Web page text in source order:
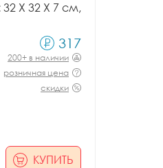
X 32 X 7 см,
317
200+ в наличии
розничная цена
скидки
КУПИТЬ